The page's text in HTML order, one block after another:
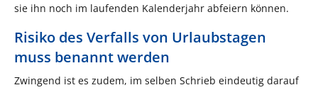
sie ihn noch im laufenden Kalenderjahr abfeiern können.
Risiko des Verfalls von Urlaubstagen
muss benannt werden
Zwingend ist es zudem, im selben Schrieb eindeutig darauf